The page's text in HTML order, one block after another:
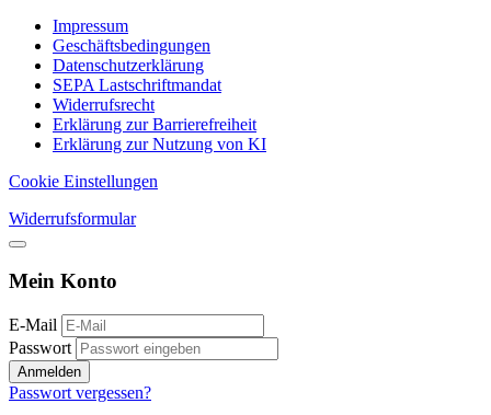
Impressum
Geschäftsbedingungen
Datenschutzerklärung
SEPA Lastschriftmandat
Widerrufsrecht
Erklärung zur Barrierefreiheit
Erklärung zur Nutzung von KI
Cookie Einstellungen
Widerrufsformular
Mein Konto
E-Mail
Passwort
Anmelden
Passwort vergessen?